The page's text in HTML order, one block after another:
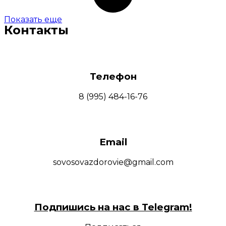
Показать еще
Контакты
Телефон
8 (995) 484-16-76
Email
sovosovazdorovie@gmail.com
Подпишись на нас в Telegram!